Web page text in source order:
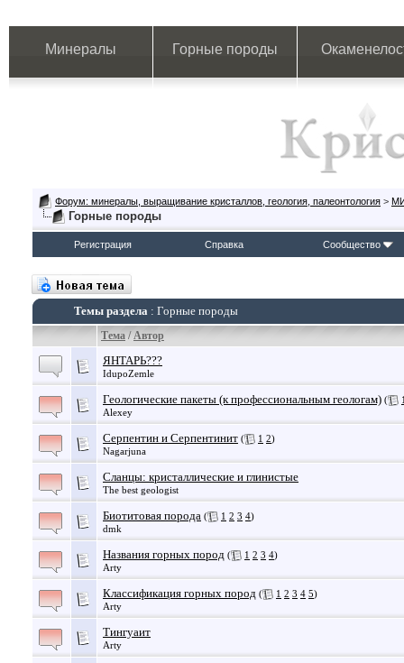
Минералы Горные породы
Форум: минералы, выращивание кристаллов, геология, палеонтология >
Горные породы
Регистрация Справка Сообщество
Темы раздела : Горные породы
Тема /Автор
ЯНТАРЬ???
IdupoZemle
Геологические пакеты (к профессиональным геологам) (
Alexey
Серпентин и Серпентинит ( 1 2)
Nagarjuna
Сланцы: кристаллические и глинистые
The best geologist
Биотитовая порода ( 1 2 3 4)
dmk
Названия горных пород ( 1 2 3 4)
Arty
Классификация горных пород ( 1 2 3 4 5)
Arty
Тингуаит
Arty